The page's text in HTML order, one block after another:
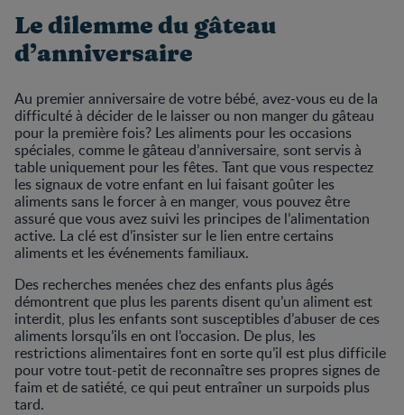
Le dilemme du gâteau
d’anniversaire
Au premier anniversaire de votre bébé, avez-vous eu de la
difficulté à décider de le laisser ou non manger du gâteau
pour la première fois? Les aliments pour les occasions
spéciales, comme le gâteau d’anniversaire, sont servis à
table uniquement pour les fêtes. Tant que vous respectez
les signaux de votre enfant en lui faisant goûter les
aliments sans le forcer à en manger, vous pouvez être
assuré que vous avez suivi les principes de l’alimentation
active. La clé est d’insister sur le lien entre certains
aliments et les événements familiaux.
Des recherches menées chez des enfants plus âgés
démontrent que plus les parents disent qu’un aliment est
interdit, plus les enfants sont susceptibles d’abuser de ces
aliments lorsqu’ils en ont l’occasion. De plus, les
restrictions alimentaires font en sorte qu’il est plus difficile
pour votre tout-petit de reconnaître ses propres signes de
faim et de satiété, ce qui peut entraîner un surpoids plus
tard.